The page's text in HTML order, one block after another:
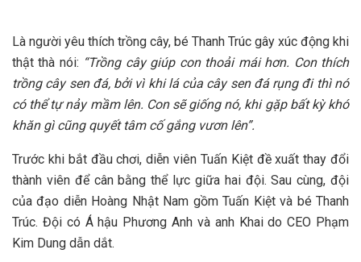
Là người yêu thích trồng cây, bé Thanh Trúc gây xúc động khi
thật thà nói: “Trồng cây giúp con thoải mái hơn. Con thích
trồng cây sen đá, bởi vì khi lá của cây sen đá rụng đi thì nó
có thể tự nảy mầm lên. Con sẽ giống nó, khi gặp bất kỳ khó
khăn gì cũng quyết tâm cố gắng vươn lên”.
Trước khi bắt đầu chơi, diễn viên Tuấn Kiệt đề xuất thay đổi
thành viên để cân bằng thể lực giữa hai đội. Sau cùng, đội
của đạo diễn Hoàng Nhật Nam gồm Tuấn Kiệt và bé Thanh
Trúc. Đội có Á hậu Phương Anh và anh Khai do CEO Phạm
Kim Dung dẫn dắt.